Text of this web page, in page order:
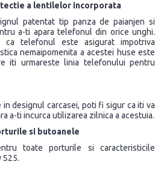
a lentilelor incorporata
patentat tip panza de paianjen si
a-ti apara telefonul din orice unghi.
telefonul este asigurat impotriva
nemaipomenita a acestei huse este
iti urmareste linia telefonului pentru
designul carcasei, poti fi sigur ca iti va
a-ti incurca utilizarea zilnica a acestuia.
si butoanele
toate porturile si caracteristicile